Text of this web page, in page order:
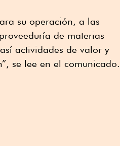
su operación, a las
de materias
actividades de valor y
se lee en el comunicado.